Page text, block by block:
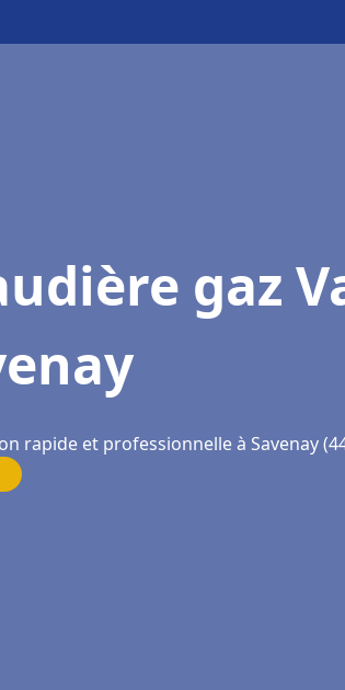
gaz
rapide et professionnelle à Savenay